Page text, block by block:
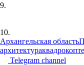
9.
10.
Архангельская область
архитектура
Telegram channel